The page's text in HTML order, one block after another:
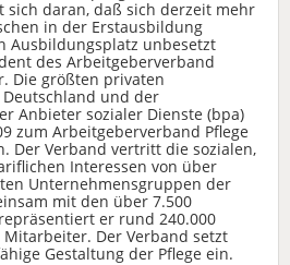
sich daran, daß sich derzeit mehr
in der Erstausbildung
Ausbildungsplatz unbesetzt
des Arbeitgeberverband
Die größten privaten
und der
Anbieter sozialer Dienste (bpa)
zum Arbeitgeberverband Pflege
Der Verband vertritt die sozialen,
Interessen von über
Unternehmensgruppen der
mit den über 7.500
er rund 240.000
Der Verband setzt
Gestaltung der Pflege ein.